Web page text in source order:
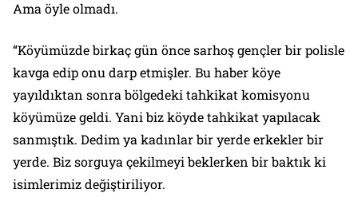
Ama öyle olmadı.
“Köyümüzde birkaç gün önce sarhoş gençler bir polisle
kavga edip onu darp etmişler. Bu haber köye
yayıldıktan sonra bölgedeki tahkikat komisyonu
köyümüze geldi. Yani biz köyde tahkikat yapılacak
sanmıştık. Dedim ya kadınlar bir yerde erkekler bir
yerde. Biz sorguya çekilmeyi beklerken bir baktık ki
isimlerimiz değiştiriliyor.